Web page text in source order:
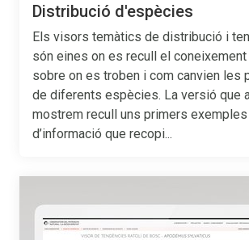
Distribució d'espècies
Els visors temàtics de distribució i
són eines on es recull el
sobre on es troben i com canvien les
de diferents espècies. La versió que
mostrem recull uns primers
d’informació que recopi...